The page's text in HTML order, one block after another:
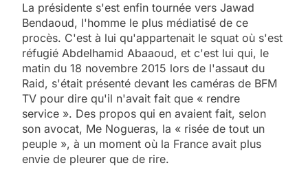
La présidente s'est enfin tournée vers Jawad
Bendaoud, l'homme le plus médiatisé de ce
procès. C'est à lui qu'appartenait le squat où s'est
réfugié Abdelhamid Abaaoud, et c'est lui qui, le
matin du 18 novembre 2015 lors de l'assaut du
Raid, s'était présenté devant les caméras de BFM
TV pour dire qu'il n'avait fait que « rendre
service ». Des propos qui en avaient fait, selon
son avocat, Me Nogueras, la « risée de tout un
peuple », à un moment où la France avait plus
envie de pleurer que de rire.